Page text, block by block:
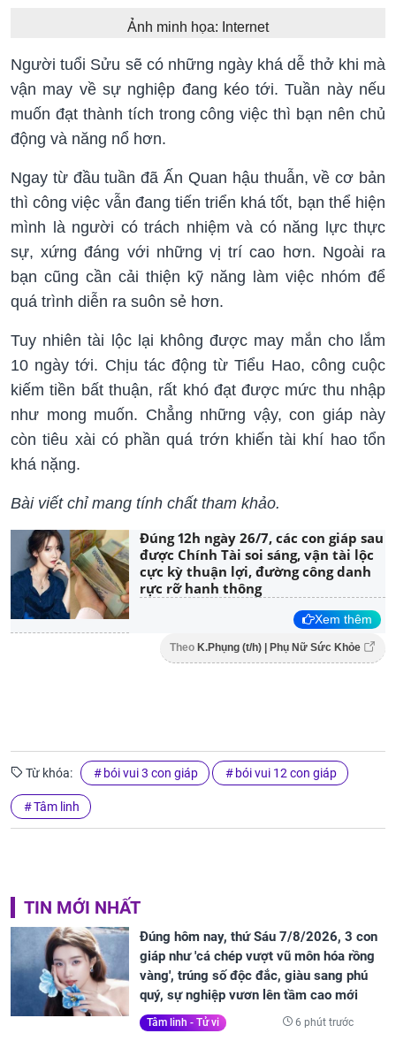
Ảnh minh họa: Internet
Người tuổi Sửu sẽ có những ngày khá dễ thở khi mà
vận may về sự nghiệp đang kéo tới. Tuần này nếu
muốn đạt thành tích trong công việc thì bạn nên chủ
động và năng nổ hơn.
Ngay từ đầu tuần đã Ấn Quan hậu thuẫn, về cơ bản
thì công việc vẫn đang tiến triển khá tốt, bạn thể hiện
mình là người có trách nhiệm và có năng lực thực
sự, xứng đáng với những vị trí cao hơn. Ngoài ra
bạn cũng cần cải thiện kỹ năng làm việc nhóm để
quá trình diễn ra suôn sẻ hơn.
Tuy nhiên tài lộc lại không được may mắn cho lắm
10 ngày tới. Chịu tác động từ Tiểu Hao, công cuộc
kiếm tiền bất thuận, rất khó đạt được mức thu nhập
như mong muốn. Chẳng những vậy, con giáp này
còn tiêu xài có phần quá trớn khiến tài khí hao tổn
khá nặng.
Bài viết chỉ mang tính chất tham khảo.
Đúng 12h ngày 26/7, các con giáp sau
được Chính Tài soi sáng, vận tài lộc
cực kỳ thuận lợi, đường công danh
rực rỡ hanh thông
Xem thêm
Theo K.Phụng (t/h) | Phụ Nữ Sức Khỏe
Từ khóa: bói vui 3 con giáp bói vui 12 con giáp
Tâm linh
TIN MỚI NHẤT
Đúng hôm nay, thứ Sáu 7/8/2026, 3 con
giáp như 'cá chép vượt vũ môn hóa rồng
vàng', trúng số độc đắc, giàu sang phú
quý, sự nghiệp vươn lên tầm cao mới
Tâm linh - Tử vi 6 phút trước